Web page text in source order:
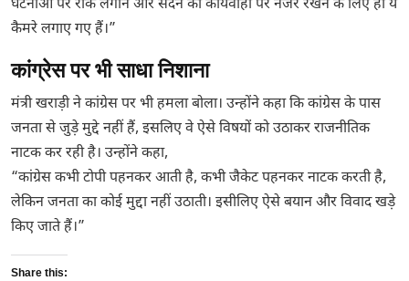
घटनाओं पर रोक लगाने और सदन की कार्यवाही पर नजर रखने के लिए ही ये
कैमरे लगाए गए हैं।”
कांग्रेस पर भी साधा निशाना
मंत्री खराड़ी ने कांग्रेस पर भी हमला बोला। उन्होंने कहा कि कांग्रेस के पास
जनता से जुड़े मुद्दे नहीं हैं, इसलिए वे ऐसे विषयों को उठाकर राजनीतिक
नाटक कर रही है। उन्होंने कहा,
“कांग्रेस कभी टोपी पहनकर आती है, कभी जैकेट पहनकर नाटक करती है,
लेकिन जनता का कोई मुद्दा नहीं उठाती। इसीलिए ऐसे बयान और विवाद खड़े
किए जाते हैं।”
Share this: